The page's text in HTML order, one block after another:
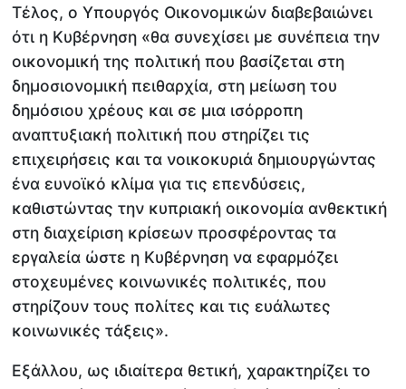
Τέλος, ο Υπουργός Οικονομικών διαβεβαιώνει
ότι η Κυβέρνηση «θα συνεχίσει με συνέπεια την
οικονομική της πολιτική που βασίζεται στη
δημοσιονομική πειθαρχία, στη μείωση του
δημόσιου χρέους και σε μια ισόρροπη
αναπτυξιακή πολιτική που στηρίζει τις
επιχειρήσεις και τα νοικοκυριά δημιουργώντας
ένα ευνοϊκό κλίμα για τις επενδύσεις,
καθιστώντας την κυπριακή οικονομία ανθεκτική
στη διαχείριση κρίσεων προσφέροντας τα
εργαλεία ώστε η Κυβέρνηση να εφαρμόζει
στοχευμένες κοινωνικές πολιτικές, που
στηρίζουν τους πολίτες και τις ευάλωτες
κοινωνικές τάξεις».
Εξάλλου, ως ιδιαίτερα θετική, χαρακτηρίζει το